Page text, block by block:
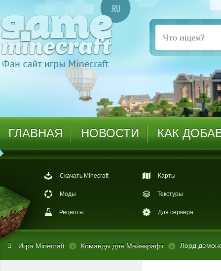
ГЛАВНАЯ НОВОСТИ КАК
Скачать Minecraft
Моды
Рецепты
Карты
Текстуры
Для сервера
Игра Minecraft Команды для Майнкрафт Лорд